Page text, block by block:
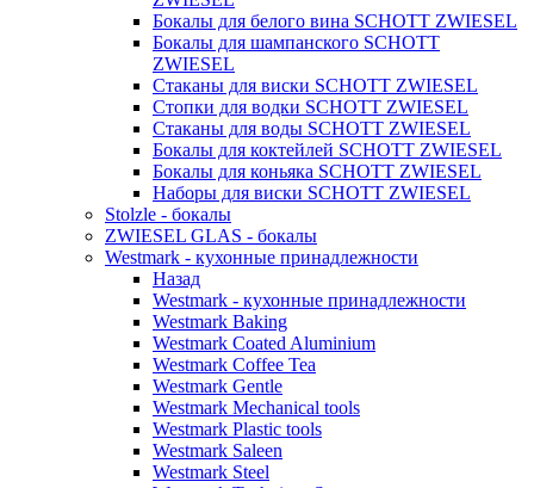
Бокалы для белого вина SCHOTT ZWIESEL
Бокалы для шампанского SCHOTT
ZWIESEL
Стаканы для виски SCHOTT ZWIESEL
Стопки для водки SCHOTT ZWIESEL
Стаканы для воды SCHOTT ZWIESEL
Бокалы для коктейлей SCHOTT ZWIESEL
Бокалы для коньяка SCHOTT ZWIESEL
Наборы для виски SCHOTT ZWIESEL
Stolzle - бокалы
ZWIESEL GLAS - бокалы
Westmark - кухонные принадлежности
Назад
Westmark - кухонные принадлежности
Westmark Baking
Westmark Coated Aluminium
Westmark Coffee Tea
Westmark Gentle
Westmark Mechanical tools
Westmark Plastic tools
Westmark Saleen
Westmark Steel